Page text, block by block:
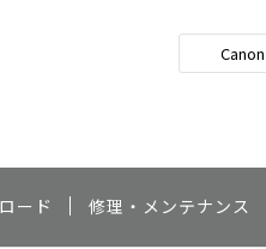
ード 修理・メンテナンス